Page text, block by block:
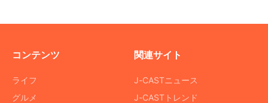
コンテンツ
ライフ
グルメ
関連サイト
J-CASTニュース
J-CASTトレンド